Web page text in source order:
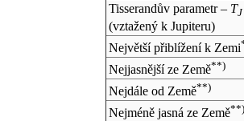
Tisserandův parametr – TJ
(vztažený k Jupiteru)
Největší přiblížení k Zemi
Nejjasnější ze Země**)
Nejdále od Země**)
Nejméně jasná ze Země**)